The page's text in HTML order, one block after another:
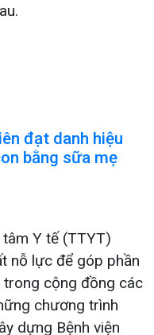
đạt danh hiệu
bằng sữa mẹ
Y tế (TTYT)
nỗ lực để góp phần
cộng đồng các
chương trình
dựng Bệnh viện